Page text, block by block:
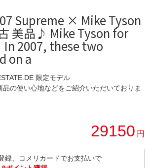
Supreme × Mike Tyson
美品♪ Mike Tyson for
In 2007, these two
on a
限定モデル
の使い心地などをご紹介いただいておりま
29150 円
録、コメリカードでお支払いで